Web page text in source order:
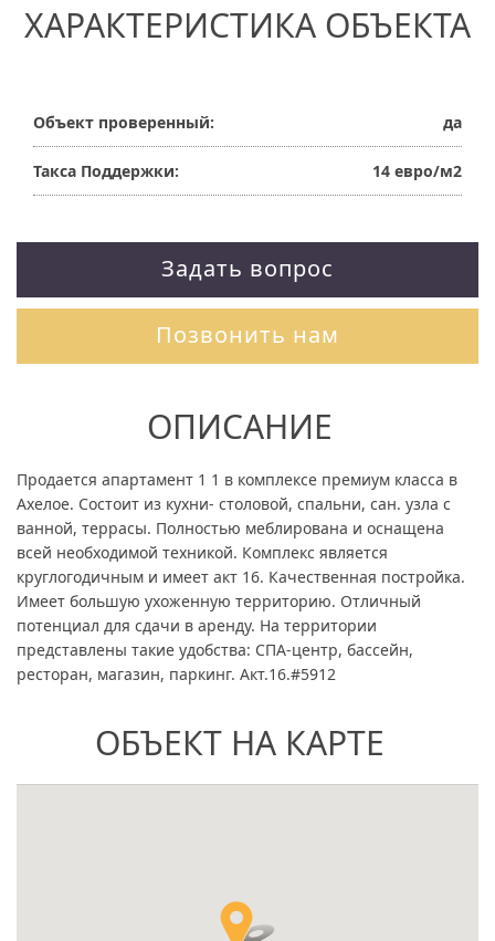
ХАРАКТЕРИСТИКА ОБЪЕКТА
Объект проверенный: да
Такса Поддержки: 14 евро/м2
Задать вопрос
Позвонить нам
ОПИСАНИЕ
Продается апартамент 1 1 в комплексе премиум класса в
Ахелое. Состоит из кухни- столовой, спальни, сан. узла с
ванной, террасы. Полностью меблирована и оснащена
всей необходимой техникой. Комплекс является
круглогодичным и имеет акт 16. Качественная постройка.
Имеет большую ухоженную территорию. Отличный
потенциал для сдачи в аренду. На территории
представлены такие удобства: СПА-центр, бассейн,
ресторан, мaгазин, паркинг. Акт.16.#5912
ОБЪЕКТ НА КАРТЕ